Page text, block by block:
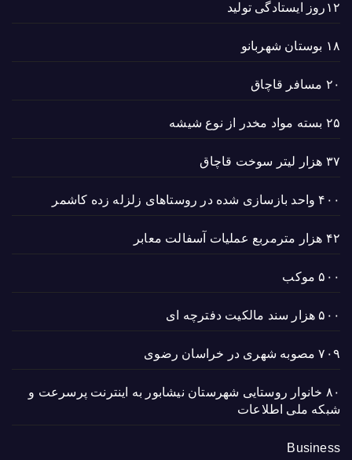
۱۲روز ایستادگی تولید
۱۸ بوستان شهربانو
۲۰ مسافر قاچاق
۲۵ بسته مواد مخدر از نوع شیشه
۳۷ هزار لیتر سوخت قاچاق
۴۰۰ واحد بازسازی شده در روستاهای زلزله زده کاشمر
۴۲ هزار مترمربع عملیات آسفالت معابر
۵۰۰ موکب
۵۰۰ هزار سند مالکیت دفترچه ای
۷۰۹ مصوبه شهری در خراسان رضوی
۸۰ خانوار روستایی شهرستان نیشابور به اینترنت پرسرعت و
شبکه ملی اطلاعات
Business